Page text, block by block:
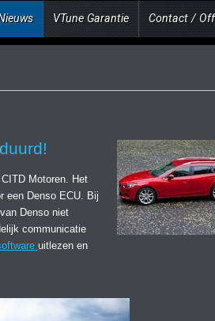
VTune Garantie Contact /
Motoren. Het
een Denso ECU. Bij
Denso niet
communicatie
uitlezen en